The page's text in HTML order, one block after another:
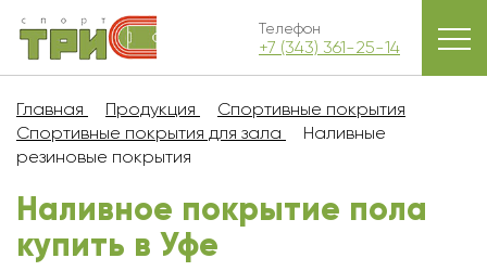
Телефон
+7 (343) 361-25-14
Главная Продукция
Спортивные покрытия
Спортивные покрытия для зала
Наливные
резиновые покрытия
Наливное покрытие пола
купить в Уфe